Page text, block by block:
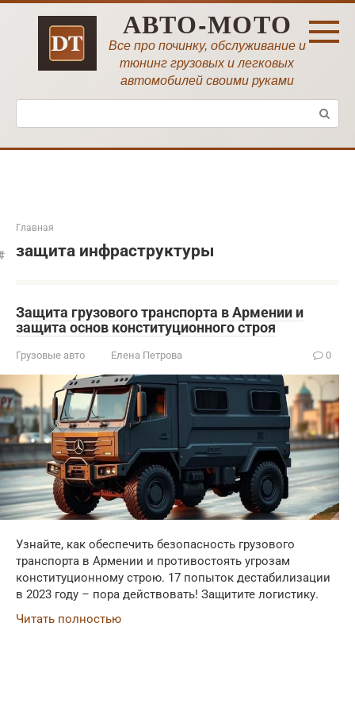
Перейти
АВТО-МОТО
Все про починку, обслуживание и
тюнинг грузовых и легковых
автомобилей своими руками
Поиск:
Главная
защита инфраструктуры
Защита грузового транспорта в Армении и
защита основ конституционного строя
Грузовые авто Елена Петрова 0
Узнайте, как обеспечить безопасность грузового
транспорта в Армении и противостоять угрозам
конституционному строю. 17 попыток дестабилизации
в 2023 году – пора действовать! Защитите логистику.
Читать полностью